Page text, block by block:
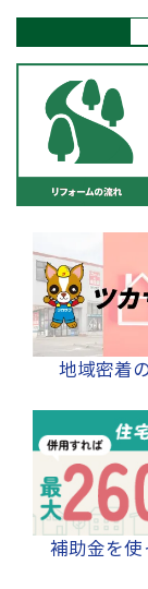
ンの固定や
る必要があっ
あり、キッチ
既設の壁を、
一旦撤去しま
壁の内部が露
め、これを
水・給湯配
替え、シス
チンに見合っ
変更しまし
にガス配管
された卓上
ンロ用から
インガスコ
応した形に
ました。 ③
前の窓が高
やメンテナ
も配慮した
ムを行うこ
ました。 お
だきましたキ
はクリナップ
テディア』
ッチンの内
テンレスが
ており、長
たキッチン
になりがち
イ」「カビ」
れ」などに
るキッチンで
た、今回は
ップ素材に
ック」をお
だきました
は「ロッシ
し、お客様
でキッチン
フォームを行
になりました
様がご用意さ
納棚に合わ
セントやス
位置を調整
ていなかっ
も撤去して
りをすっき
しました。
作フードや
な天井構造
し、まるで
組み立てる
ンジフード
取り付けま
らに、湧き
ビルトイン
洗エールレ
ドをお選びい
ました。 洗
ンジフードは
フード内のフ
ィルターを自
水トレイに
ットしボタ
と ❷ファンフ
ーを自動で
す ❸汚れた
トレイに溜
す。それを
浄は終了で
にくいファ
ターを自動
くれるので
ちらのパネ
ネット対応
ッチンはクリ
ラクエラをお
ただきました
ション機能
元水素水生成
ートムーブ
を追加して
還元水素水
還元水素水
弱酸性水を生
ことができ
段階に強弱
えれるので
合わせて使
可能です。 オート
ムーブシス
戸棚を目の
地域密着
補助金を